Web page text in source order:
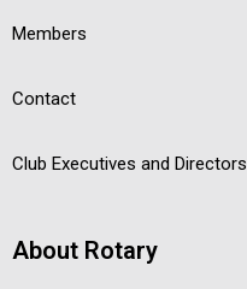
Members
Contact
Club Executives and Directors
About Rotary